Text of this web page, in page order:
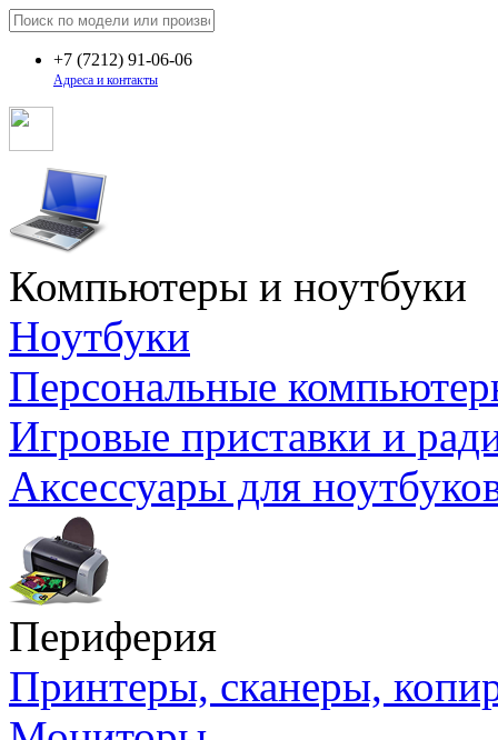
+7 (7212) 91-06-06
Адреса и контакты
Компьютеры и ноутбуки
Ноутбуки
Персональные
Игровые приставки и
Аксессуары для
Периферия
Принтеры, сканеры,